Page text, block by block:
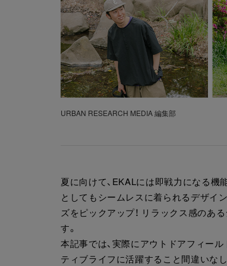
URBAN RESEARCH MEDIA 編集部
夏に向けて、EKALには即戦力になる機
としてもシームレスに着られるデザイ
ズをピックアップ！ リラックス感のあ
す。
本記事では、実際にアウトドアフィー
ティブライフに活躍すること間違いな